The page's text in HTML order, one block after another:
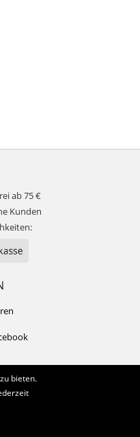
ab 75 €
Kunden
bieten.